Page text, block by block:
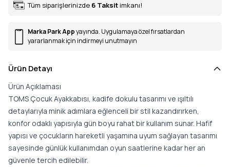
Tüm siparişlerinizde 6 Taksit imkanı!
Marka Park Appyayında. Uygulamaya özel fırsatlardan
yararlanmak için indirmeyi unutmayın
Ürün Detayı
Ürün Açıklaması
TOMS Çocuk Ayakkabısı, kadife dokulu tasarımı ve ışıltılı
detaylarıyla minik adımlara eğlenceli bir stil kazandırırken,
konfor odaklı yapısıyla gün boyu rahat bir kullanım sunar. Hafif
yapısı ve çocukların hareketli yaşamına uyum sağlayan tasarımı
sayesinde günlük kullanımdan oyun saatlerine kadar her an
güvenle tercih edilebilir.